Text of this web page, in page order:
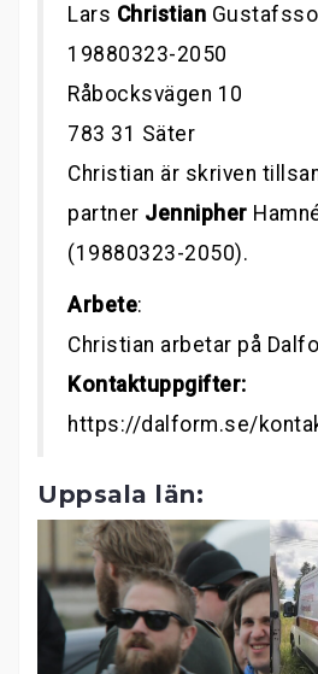
Lars Christian
19880323-2050
Råbocksvägen 10
783 31 Säter
Christian är skriven
partner Jennipher
(19880323-2050).
Arbete:
Christian arbetar på
Kontaktuppgifter:
https://dalform.se/
Uppsala län: